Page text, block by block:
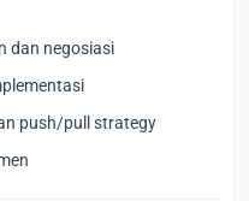
dan negosiasi
push/pull strategy